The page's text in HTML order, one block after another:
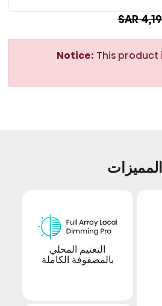
SAR
Notice: This
المميزات
التعتيم المحلي
بالمصفوفة الكاملة